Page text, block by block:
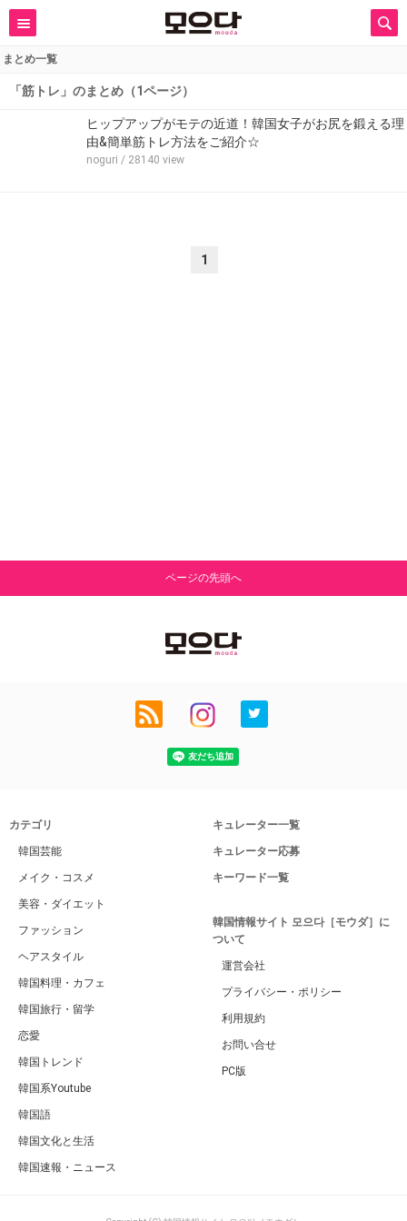
まとめ一覧
「筋トレ」のまとめ（1ページ）
ヒップアップがモテの近道！韓国女子がお尻を鍛える理
由&簡単筋トレ方法をご紹介☆
noguri / 28140 view
1
ページの先頭へ
カテゴリ
韓国芸能
メイク・コスメ
美容・ダイエット
ファッション
ヘアスタイル
韓国料理・カフェ
韓国旅行・留学
恋愛
韓国トレンド
韓国系Youtube
韓国語
韓国文化と生活
韓国速報・ニュース
キュレーター一覧
キュレーター応募
キーワード一覧
韓国情報サイト 모으다［モウダ］に
ついて
運営会社
プライバシー・ポリシー
利用規約
お問い合せ
PC版